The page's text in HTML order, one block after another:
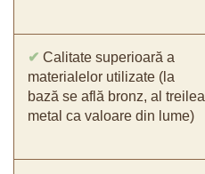
✔ Calitate superioară a
materialelor utilizate (la
bază se află bronz, al treilea
metal ca valoare din lume)